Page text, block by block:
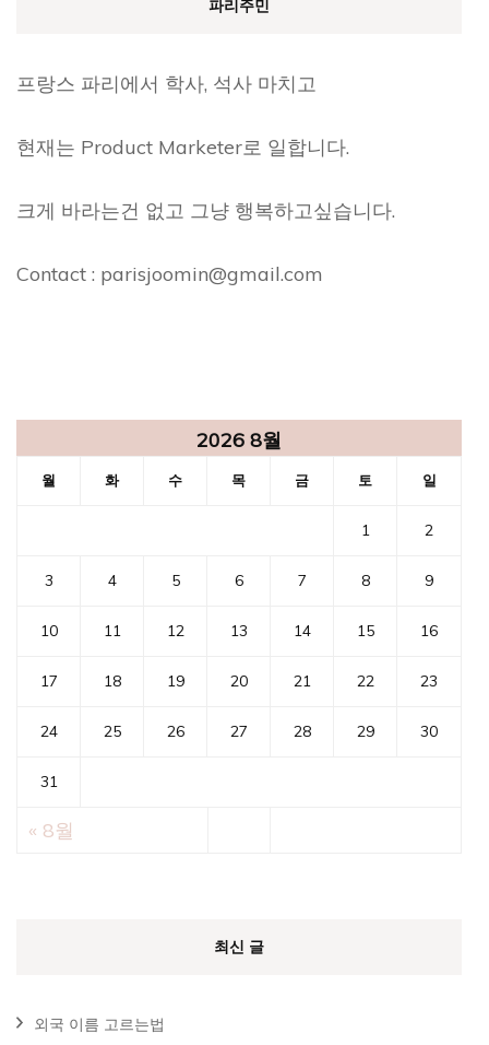
파리주민
프랑스 파리에서 학사, 석사 마치고
현재는 Product Marketer로 일합니다.
크게 바라는건 없고 그냥 행복하고싶습니다.
Contact : parisjoomin@gmail.com
2026 8월
월 화 수 목 금 토 일
1 2
3 4 5 6 7 8 9
10 11 12 13 14 15 16
17 18 19 20 21 22 23
24 25 26 27 28 29 30
31
« 8월
최신 글
외국 이름 고르는법